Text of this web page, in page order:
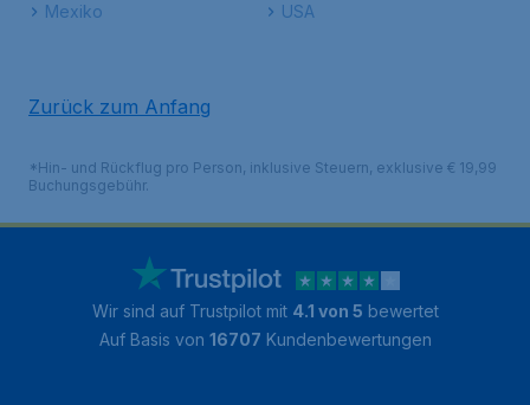
Mexiko
USA
Zurück zum Anfang
*Hin- und Rückflug pro Person, inklusive Steuern, exklusive € 19,99
Buchungsgebühr.
Wir sind auf Trustpilot mit 4.1 von 5 bewertet
Auf Basis von 16707 Kundenbewertungen